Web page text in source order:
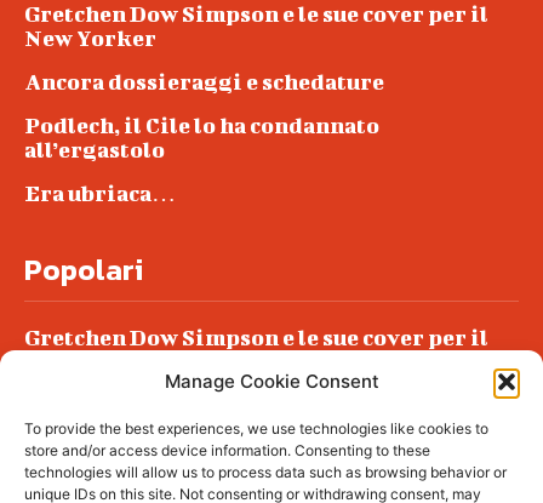
Manage Cookie Consent
To provide the best experiences, we use technologies like cookies to
store and/or access device information. Consenting to these
technologies will allow us to process data such as browsing behavior or
unique IDs on this site. Not consenting or withdrawing consent, may
Gretchen Dow Simpson e le sue cover per il
New Yorker
Ancora dossieraggi e schedature
Podlech, il Cile lo ha condannato
all’ergastolo
Era ubriaca…
Popolari
Gretchen Dow Simpson e le sue cover per il
Podlech, il Cile lo ha condannato
all’ergastolo